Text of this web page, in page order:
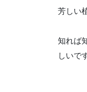
芳しい
知れば
しいで